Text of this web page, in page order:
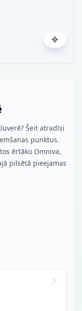
Šeit atradīsi
punktus.
ērtāko Omniva,
pilsētā pieejamas